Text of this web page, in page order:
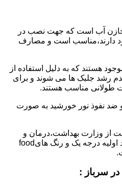
آب است که جهت نصب در
دارند،مناسب است و مصارف
هستند که به دلیل استفاده از
عدم رشد جلبک ها می شوند و برای
طولانی مناسب هستند.
ضد نفوذ نور خورشید به صورت
از وزارت بهداشت،درمان و
آموزش پزشکی هستند و از مواد اولیه درجه یک و رنگ هایfood
سرباز :